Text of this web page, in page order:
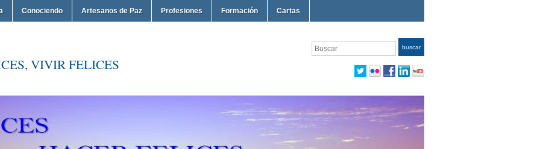
Conociendo Artesanos de Paz Profesiones Formación Cartas
VIVIR FELICES
Buscar buscar